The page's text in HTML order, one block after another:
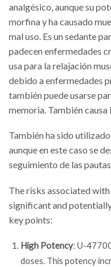
analgésico, aunque su
morfina y ha causado
mal uso. Es un sedante
padecen enfermedades
usa para la relajación
debido a enfermedades
también puede usarse
memoria. También
También ha sido
aunque en este caso se
seguimiento de las
The risks associated with
significant and
key points:
High Potency: U-
doses. This potency